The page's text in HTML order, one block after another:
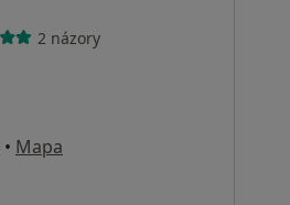
2 názory
• Mapa